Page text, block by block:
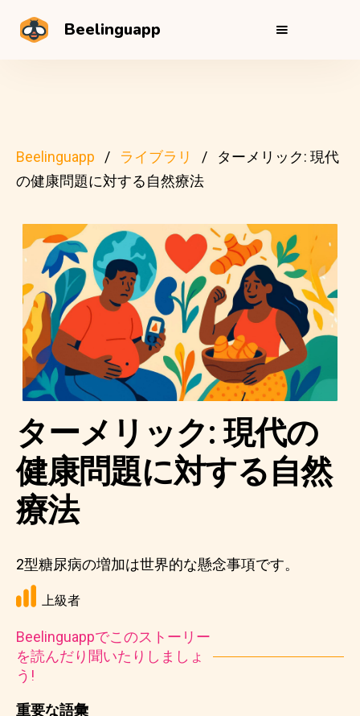
Beelinguapp
Beelinguapp ライブラリ
ターメリック: 現代
の健康問題に対する自然療法
重要な語彙
ターメリック: 現代の
健康問題に対する自然
療法
2型糖尿病の増加は世界的な懸念事項です。
上級者
Beelinguappでこのストーリー
を読んだり聞いたりしましょ
う!